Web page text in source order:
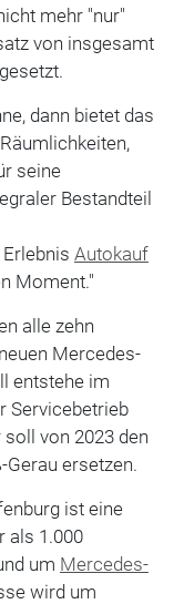
mehr "nur"
von insgesamt
dann bietet das
seine
Bestandteil
Autokauf
Moment."
alle zehn
Mercedes-
entstehe im
Servicebetrieb
von 2023 den
ersetzen.
ist eine
als 1.000
um Mercedes-
wird um